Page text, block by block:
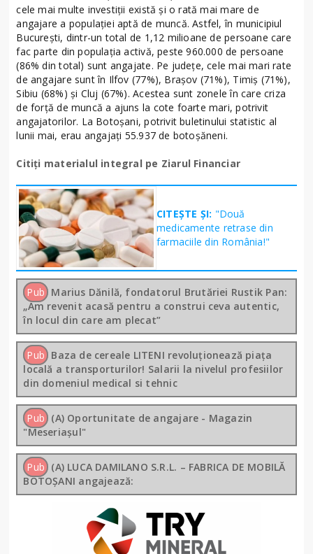
cele mai multe investiţii există şi o rată mai mare de
angajare a populaţiei aptă de muncă. Astfel, în municipiul
Bucureşti, dintr-un total de 1,12 milioane de persoane care
fac parte din populaţia activă, peste 960.000 de persoane
(86% din total) sunt angajate. Pe judeţe, cele mai mari rate
de angajare sunt în Ilfov (77%), Braşov (71%), Timiş (71%),
Sibiu (68%) şi Cluj (67%). Acestea sunt zonele în care criza
de forţă de muncă a ajuns la cote foarte mari, potrivit
angajatorilor. La Botoşani, potrivit buletinului statistic al
lunii mai, erau angajaţi 55.937 de botoşăneni.
Citiţi materialul integral pe Ziarul Financiar
CITEȘTE ȘI: "Două
medicamente retrase din
farmaciile din România!"
Pub Marius Dănilă, fondatorul Brutăriei Rustik Pan:
„Am revenit acasă pentru a construi ceva autentic,
în locul din care am plecat”
Pub Baza de cereale LITENI revoluționează piața
locală a transporturilor! Salarii la nivelul profesiilor
din domeniul medical si tehnic
Pub (A) Oportunitate de angajare - Magazin
"Meseriașul"
Pub (A) LUCA DAMILANO S.R.L. – FABRICA DE MOBILĂ
BOTOȘANI angajează: